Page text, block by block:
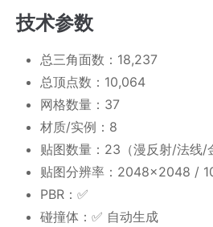
技术参数
总三角面数：18,237
总顶点数：10,064
网格数量：37
材质/实例：8
贴图数量：23（漫反射/法线/
贴图分辨率：2048×2048 /
PBR：✅
碰撞体：✅ 自动生成